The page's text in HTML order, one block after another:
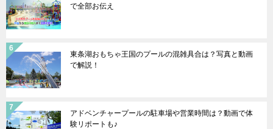
で全部お伝え
東条湖おもちゃ王国のプールの混雑具合は？写真と動画
で解説！
アドベンチャープールの駐車場や営業時間は？動画で体
験リポートも♪